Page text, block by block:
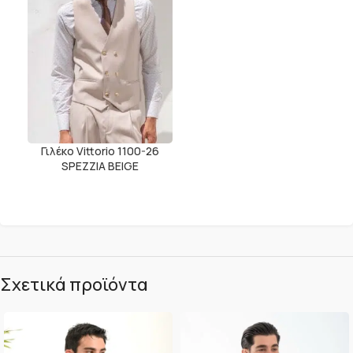
Γιλέκο Vittorio 1100-26
SPEZZIA BEIGE
Σχετικά προϊόντα